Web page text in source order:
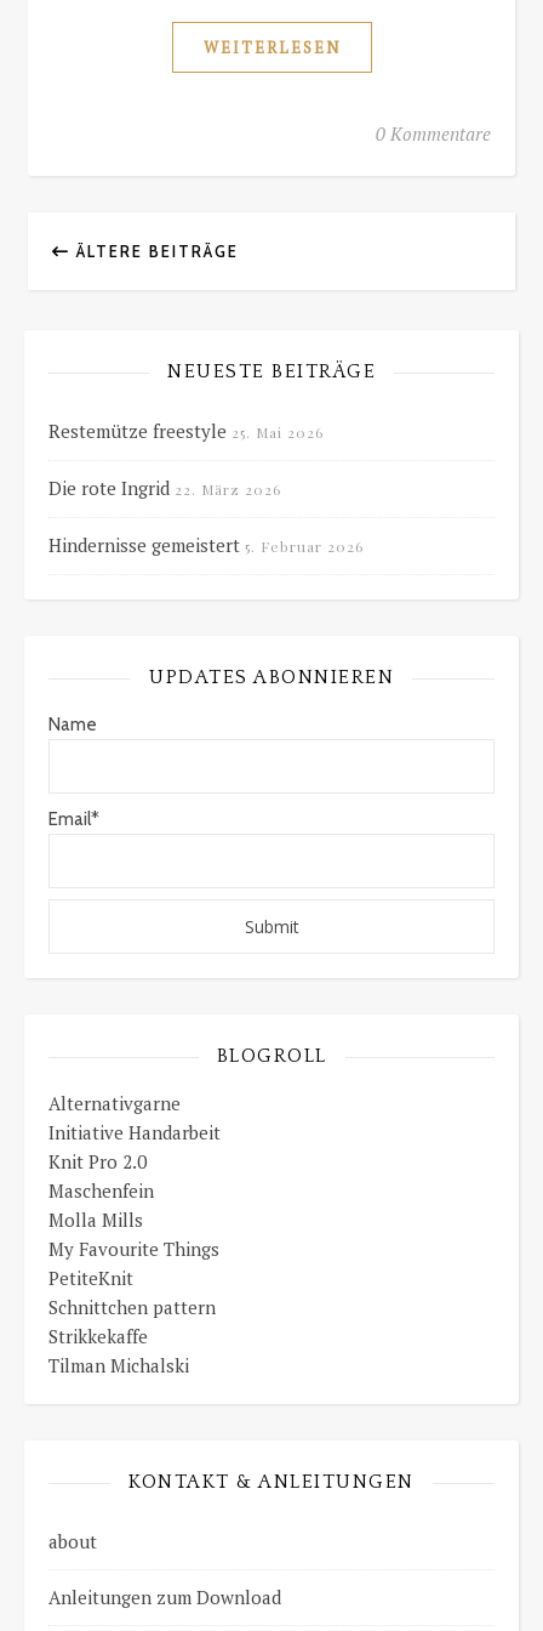
WEITERLESEN
0 Kommentare
ÄLTERE BEITRÄGE
NEUESTE BEITRÄGE
Restemütze freestyle 25. Mai 2026
Die rote Ingrid 22. März 2026
Hindernisse gemeistert 5. Februar 2026
UPDATES ABONNIEREN
Name
Email*
BLOGROLL
Alternativgarne
Initiative Handarbeit
Knit Pro 2.0
Maschenfein
Molla Mills
My Favourite Things
PetiteKnit
Schnittchen pattern
Strikkekaffe
Tilman Michalski
KONTAKT & ANLEITUNGEN
about
Anleitungen zum Download